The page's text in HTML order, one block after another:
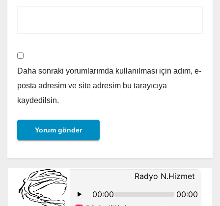
Daha sonraki yorumlarımda kullanılması için adım, e-
posta adresim ve site adresim bu tarayıcıya
kaydedilsin.